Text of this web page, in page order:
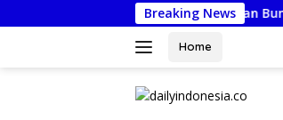
ke
Breaking News
Lapor Ancaman Bunuh-Racun:
Home